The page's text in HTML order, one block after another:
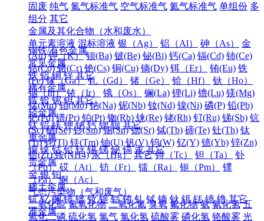
固废 纯气 氮气标准气 空气标准气 氦气标准气 单组份 多
组分 其它
金属及其化合物（水和废水）
单元素溶液 混标溶液 银（Ag） 铝（Al） 砷（As）
金
(Au) 钾（K） 钡(Ba) 铍(Be) 铋(Bi) 钙(Ca) 镉(Cd) 铈(Ce)
钴(Co) 铬(Cr) 铯(Cs) 铜(Cu) 镝(Dy) 铒（Er） 铕(Eu) 铁
(Fe) 镓（Ga） 钆（Gd） 锗（Ge） 铪（Hf）
钬（Ho）
铟（In） 铱（Ir） 锇（Os） 镧(La) 锂(Li) 镥(Lu) 镁(Mg)
锰(Mn) 钼(Mo) 钠(Na) 铌(Nb) 钕(Nd) 镍(Ni) 磷(P) 铅(Pb)
钯(Pd) 镨(Pr) 铂(Pt) 铷(Rb) 铼(Re) 铑(Rh) 钌(Ru) 锑(Sb) 钪
(Sc) 硒(Se) 钐(Sm) 锡(Sn) 锶(Sr) 铽(Tb) 碲(Te) 钍(Th) 钛
(Ti) 铊(Tl) 铥(Tm) 铀(U) 钒(V) 钨(W) 钇(Y) 镱(Yb) 锌(Zn)
锆(Zr) 铵(NH4) 汞（Hg） 其它 锝（Tc） 钽（Ta）
钋
（Po） 砹（At） 钫（Fr） 镭（Ra） 钷（Pm）
镤
（Pa） 锕（Ac）
气态污染物（气和废气）
二氧化硫 氮氧化物 二氧化氮 臭氧 氟化物 氨 氰化氢 五
氧化二磷 硫化氢 氯气 氯化氢 硫酸雾 磷化氢 铬酸雾 光
钢铁/有色金属
常见金属
铁 铝 铜 锌 其它
稀有金属
锆 铪 铌 钽 其它
轻金属
钛 铝 镁 钾 钠 钙 锶 钡 其它
重金属
铜 镍 钴 铅 锌 锡 锑 铋 镉 汞 其它
贵金属
金 银 铂
稀土金属
钪 钇 镧 铈 镨 钕 钷 钐 铕 钆 铽 镝 钬 铒 铥 镱 镥 其它
准金属